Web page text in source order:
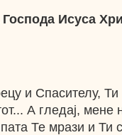
Исуса
и Спасителу, Ти
А гледај, мене
Те мрази и Ти